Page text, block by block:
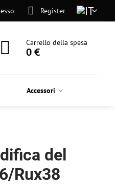
Register
Carrello della spesa
0 €
Accessori
del
Rux38